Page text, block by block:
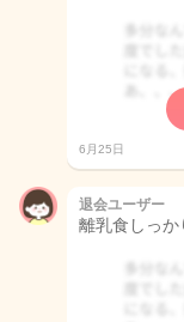
6月25日
退会ユーザー
離乳食しっか